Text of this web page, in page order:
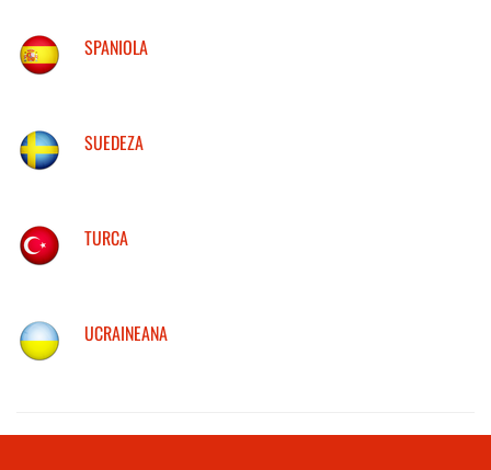
SPANIOLA
SUEDEZA
TURCA
UCRAINEANA